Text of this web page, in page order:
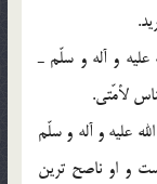
و آله و سلّم ـ
لأمّتى.
عليه و آله و سلّم
و او ناصح ترين